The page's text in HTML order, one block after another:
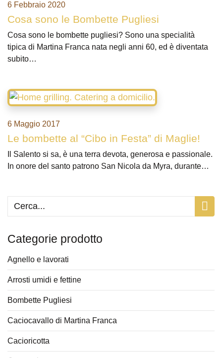
Categorie prodotto
Agnello e lavorati
Arrosti umidi e fettine
Bombette Pugliesi
Caciocavallo di Martina Franca
Cacioricotta
6 Febbraio 2020
Cosa sono le Bombette Pugliesi
Cosa sono le bombette pugliesi? Sono una specialità
tipica di Martina Franca nata negli anni 60, ed è diventata
subito…
6 Maggio 2017
Le bombette al “Cibo in Festa” di Maglie!
Il Salento si sa, è una terra devota, generosa e passionale.
In onore del santo patrono San Nicola da Myra, durante…